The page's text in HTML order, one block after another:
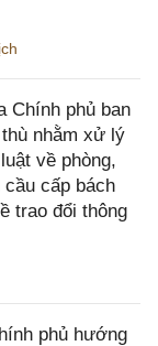
Chính phủ ban
nhằm xử lý
về phòng,
cấp bách
trao đổi thông
phủ hướng